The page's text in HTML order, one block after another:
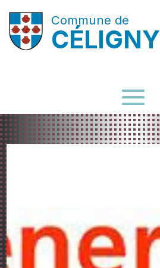
Commune de
CÉLIGNY